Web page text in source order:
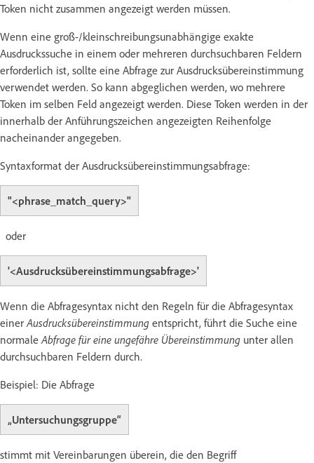
Token nicht zusammen angezeigt werden müssen.
Wenn eine groß-/kleinschreibungsunabhängige exakte
Ausdruckssuche in einem oder mehreren durchsuchbaren Feldern
erforderlich ist, sollte eine Abfrage zur Ausdrucksübereinstimmung
verwendet werden. So kann abgeglichen werden, wo mehrere
Token im selben Feld angezeigt werden. Diese Token werden in der
innerhalb der Anführungszeichen angezeigten Reihenfolge
nacheinander angegeben.
Syntaxformat der Ausdrucksübereinstimmungsabfrage:
"<phrase_match_query>"
oder
'<Ausdrucksübereinstimmungsabfrage>'
Wenn die Abfragesyntax nicht den Regeln für die Abfragesyntax
einer Ausdrucksübereinstimmung entspricht, führt die Suche eine
normale Abfrage für eine ungefähre Übereinstimmung unter allen
durchsuchbaren Feldern durch.
Beispiel: Die Abfrage
„Untersuchungsgruppe“
stimmt mit Vereinbarungen überein, die den Begriff